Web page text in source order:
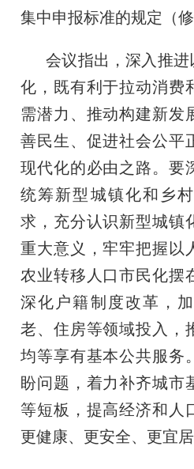
集中申报标准的规定（修
会议指出，深入推
化，既有利于拉动消费
需潜力、推动构建新发
善民生、促进社会公平
现代化的必由之路。要
统筹新型城镇化和乡
求，充分认识新型城镇
重大意义，牢牢把握以
农业转移人口市民化摆
深化户籍制度改革，
老、住房等领域投入，
均等享有基本公共服务
盼问题，着力补齐城市
等短板，提高经济和人
更健康、更安全、更宜居